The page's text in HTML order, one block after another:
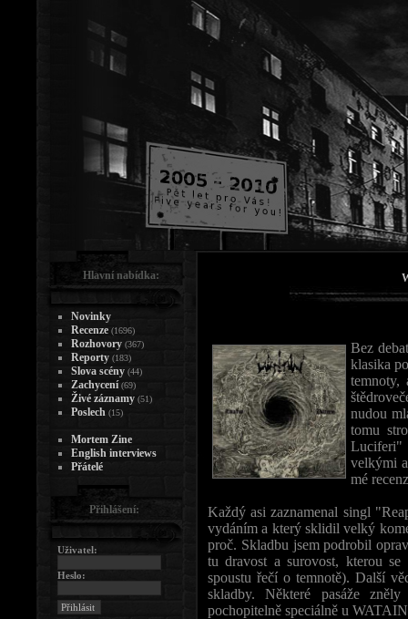
Bez
klasika
nudou
tomu
Luciferi"
velkými
mé
Každý asi zaznamenal singl
vydáním a který sklidil velký
proč. Skladbu jsem podrobil
tu dravost a surovost, kterou
spoustu řečí o temnotě). Další
skladby. Některé pasáže
pochopitelně speciálně u
Hlavní nabídka:
Novinky
Recenze (1696)
Rozhovory (367)
Reporty (183)
Slova scény (44)
Zachycení (69)
Živé záznamy (51)
Poslech (15)
Mortem Zine
English interviews
Přátelé
Přihlášení:
Uživatel:
Heslo: